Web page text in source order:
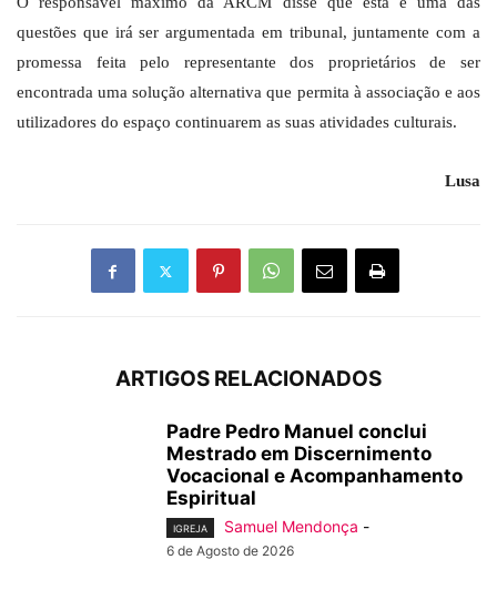
questões que irá ser argumentada em tribunal, juntamente com a
promessa feita pelo representante dos proprietários de ser
encontrada uma solução alternativa que permita à associação e aos
utilizadores do espaço continuarem as suas atividades culturais.
Lusa
ARTIGOS RELACIONADOS
Padre Pedro Manuel conclui
Mestrado em Discernimento
Vocacional e Acompanhamento
Espiritual
IGREJA Samuel Mendonça -
6 de Agosto de 2026